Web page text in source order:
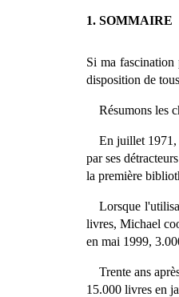
1. SOMMAIRE
Si ma
disposition de
Résumons les
En juillet 1971,
par ses
la première
Lorsque
livres, Michael
en mai 1999,
Trente ans
15.000 livres en